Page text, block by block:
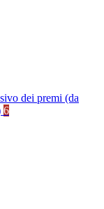
dei premi (da
6